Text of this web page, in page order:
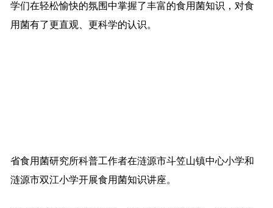
学们在轻松愉快的氛围中掌握了丰富的食用菌知识，对食
用菌有了更直观、更科学的认识。
省食用菌研究所科普工作者在涟源市斗笠山镇中心小学和
涟源市双江小学开展食用菌知识讲座。